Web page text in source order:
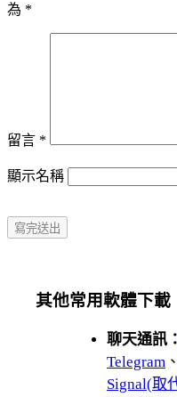
為 *
留言 *
顯示名稱
其他常用軟體下載
聊天通訊：
Telegram 、
Signal(取